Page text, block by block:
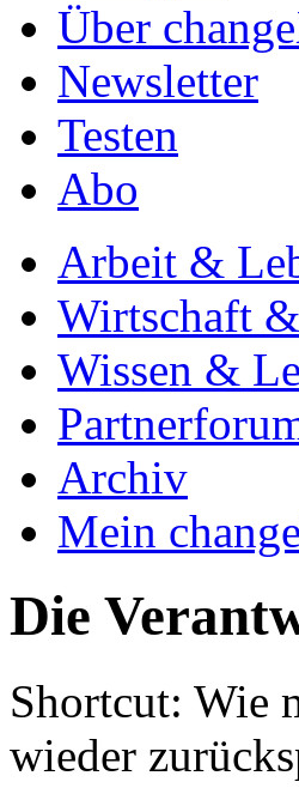
Über
Newsletter
Testen
Abo
Arbeit &
Wirtschaft
Wissen &
Archiv
Mein
Die
Shortcut: Wie
wieder